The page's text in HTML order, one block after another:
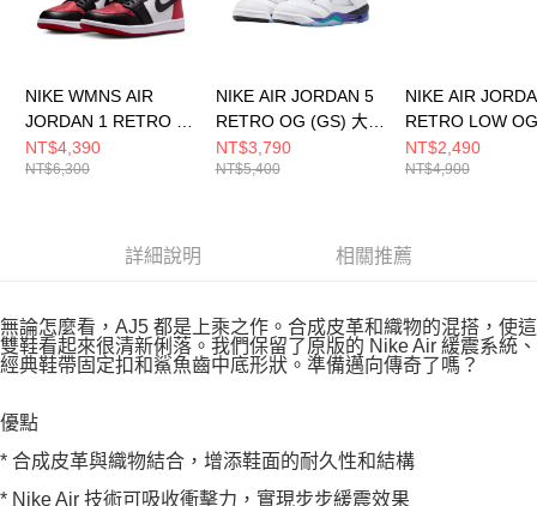
NIKE WMNS AIR
JORDAN 1 RETRO HI
OG 女 籃球鞋
FD2596602
NT$4,390
NT$6,300
NIKE AIR JORDAN 5
RETRO OG (GS) 大童
籃球鞋 HQ7980100
NT$3,790
NT$5,400
NIKE AIR
RETRO LOW
籃球鞋
NT$2,490
NT$4,900
詳細說明 相關推薦
無論怎麼看，AJ5 都是上乘之作。合成皮革和織物的混搭，使這
雙鞋看起來很清新俐落。我們保留了原版的 Nike Air 緩震系統、
經典鞋帶固定扣和鯊魚齒中底形狀。準備邁向傳奇了嗎？
優點
* 合成皮革與織物結合，增添鞋面的耐久性和結構
* Nike Air 技術可吸收衝擊力，實現步步緩震效果